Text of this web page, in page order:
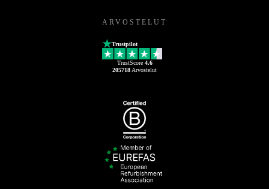
ARVOSTELUT
Trustpilot
TrustScore 4.6
205718 Arvostelut